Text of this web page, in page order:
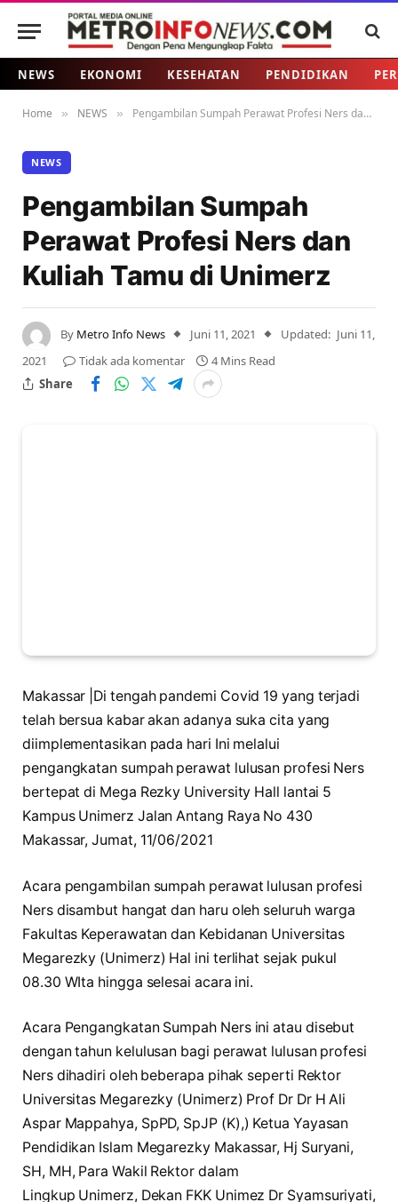
NEWS EKONOMI KESEHATAN PENDIDIKAN
Home » NEWS » Pengambilan Sumpah Perawat Profesi Ners dan Kuliah Tamu di Unimerz
NEWS
Pengambilan Sumpah
Perawat Profesi Ners dan
Kuliah Tamu di Unimerz
By Metro Info News Juni 11, 2021 Updated: Juni 11,
2021
Tidak ada komentar
4 Mins Read
Share
Makassar |Di tengah pandemi Covid 19 yang terjadi
telah bersua kabar akan adanya suka cita yang
diimplementasikan pada hari Ini melalui
pengangkatan sumpah perawat lulusan profesi Ners
bertepat di Mega Rezky University Hall lantai 5
Kampus Unimerz Jalan Antang Raya No 430
Makassar, Jumat, 11/06/2021
Acara pengambilan sumpah perawat lulusan profesi
Ners disambut hangat dan haru oleh seluruh warga
Fakultas Keperawatan dan Kebidanan Universitas
Megarezky (Unimerz) Hal ini terlihat sejak pukul
08.30 WIta hingga selesai acara ini.
Acara Pengangkatan Sumpah Ners ini atau disebut
dengan tahun kelulusan bagi perawat lulusan profesi
Ners dihadiri oleh beberapa pihak seperti Rektor
Universitas Megarezky (Unimerz) Prof Dr Dr H Ali
Aspar Mappahya, SpPD, SpJP (K),) Ketua Yayasan
Pendidikan Islam Megarezky Makassar, Hj Suryani,
SH, MH, Para Wakil Rektor dalam
Lingkup Unimerz, Dekan FKK Unimez Dr Syamsuriyati,